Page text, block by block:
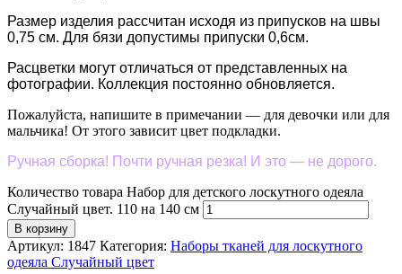
Размер изделия рассчитан исходя из припусков на швы
0,75 см. Для бязи допустимы припуски 0,6см.
Расцветки могут отличаться от представленных на
фотографии. Коллекция постоянно обновляется.
Пожалуйста, напишите в примечании — для девочки или для
мальчика! От этого зависит цвет подкладки.
Ручная сборка! Почти ручная резка! И это — не дорого.
Количество товара Набор для детского лоскутного одеяла
Случайный цвет. 110 на 140 см
В корзину
Артикул: 1847 Категория: Наборы тканей для лоскутного
одеяла Случайный цвет